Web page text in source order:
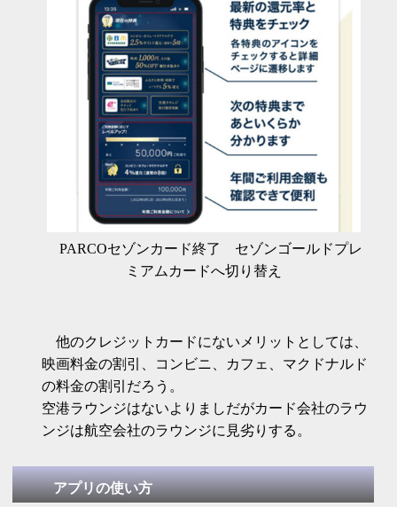
PARCOセゾンカード終了 セゾンゴールドプレ
ミアムカードへ切り替え
他のクレジットカードにないメリットとしては、
映画料金の割引、コンビニ、カフェ、マクドナルド
の料金の割引だろう。
空港ラウンジはないよりましだがカード会社のラウ
ンジは航空会社のラウンジに見劣りする。
アプリの使い方